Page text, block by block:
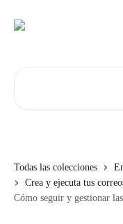
Todas las colecciones
Crea y ejecuta tus
Cómo seguir y gestionar